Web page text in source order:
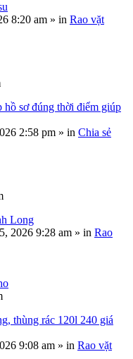
8:20 am » in Rao vặt
sơ đúng thời điểm giúp
2:58 pm » in Chia sẻ
Long
2026 9:28 am » in Rao
thùng rác 120l 240 giá
9:08 am » in Rao vặt